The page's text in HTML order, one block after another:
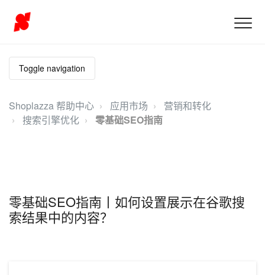
Toggle navigation
Shoplazza 帮助中心 应用市场
营销和转化
搜索引擎优化
零基础SEO指南
零基础SEO指南丨如何设置展示在谷歌搜
索结果中的内容？